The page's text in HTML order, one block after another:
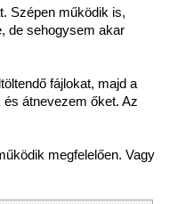
Szépen működik is,
de sehogysem akar
fájlokat, majd a
átnevezem őket. Az
megfelelően. Vagy